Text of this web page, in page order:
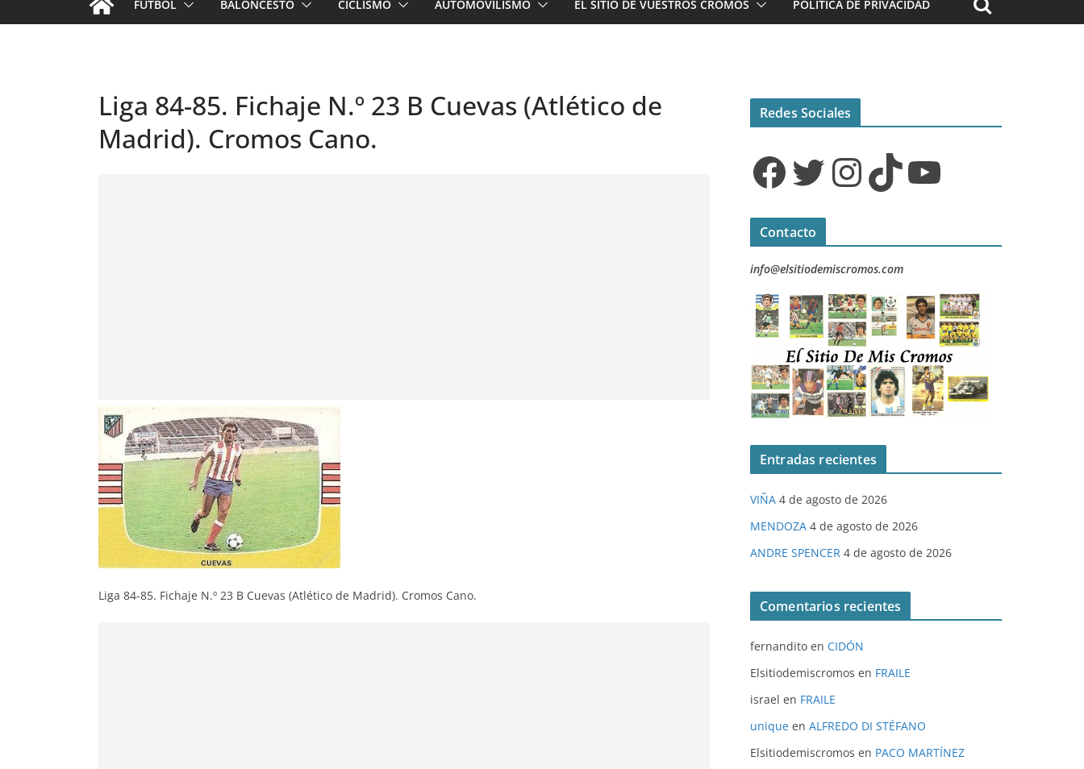
FÚTBOL BALONCESTO CICLISMO AUTOMOVILISMO EL SITIO DE VUESTROS CROMOS POLÍTICA DE PRIVACIDAD
Liga 84-85. Fichaje N.º 23 B Cuevas (Atlético de
Madrid). Cromos Cano.
Liga 84-85. Fichaje N.º 23 B Cuevas (Atlético de Madrid). Cromos Cano.
Redes Sociales
Facebook Twitter InstagramTikTok YouTube
Contacto
info@elsitiodemiscromos.com
Entradas recientes
VIÑA 4 de agosto de 2026
MENDOZA 4 de agosto de 2026
ANDRE SPENCER 4 de agosto de 2026
Comentarios recientes
fernandito en CIDÓN
Elsitiodemiscromos en FRAILE
israel en FRAILE
unique en ALFREDO DI STÉFANO
Elsitiodemiscromos en PACO MARTÍNEZ